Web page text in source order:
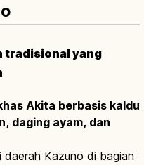
tradisional yang
Akita berbasis kaldu
daging ayam, dan
Kazuno di bagian